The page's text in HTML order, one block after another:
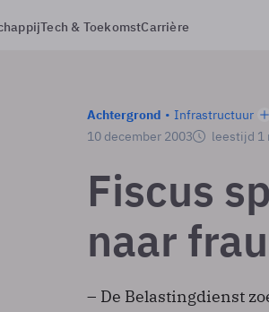
Tech & ToekomstCarrière
Achtergrond Infrastructuur
10 december 2003 leestijd 1
Fiscus
naar
– De Belastingdienst